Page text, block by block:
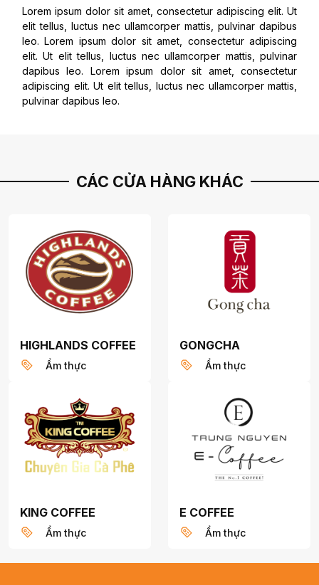
Lorem ipsum dolor sit amet, consectetur adipiscing elit. Ut
elit tellus, luctus nec ullamcorper mattis, pulvinar dapibus
leo. Lorem ipsum dolor sit amet, consectetur adipiscing
elit. Ut elit tellus, luctus nec ullamcorper mattis, pulvinar
dapibus leo. Lorem ipsum dolor sit amet, consectetur
adipiscing elit. Ut elit tellus, luctus nec ullamcorper mattis,
pulvinar dapibus leo.
CÁC CỬA HÀNG KHÁC
HIGHLANDS COFFEE
Ẩm thực
GONGCHA
Ẩm thực
KING COFFEE
Ẩm thực
E COFFEE
Ẩm thực